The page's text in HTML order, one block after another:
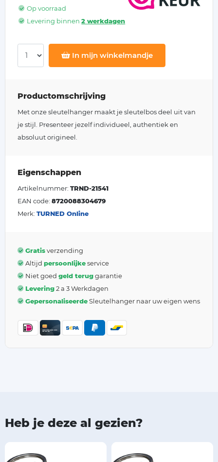
Op voorraad
Levering binnen2 werkdagen
In mijn winkelmandje
Productomschrijving
Met onze sleutelhanger maakt je sleutelbos deel uit van
je stijl. Presenteer jezelf individueel, authentiek en
absoluut origineel.
Eigenschappen
Artikelnummer: TRND-21541
EAN code: 8720088304679
Merk: TURNED Online
Gratisverzending
Altijd persoonlijkeservice
Niet goed geld teruggarantie
Levering2 a 3 Werkdagen
GepersonaliseerdeSleutelhanger naar uw eigen wens
Heb je deze al gezien?